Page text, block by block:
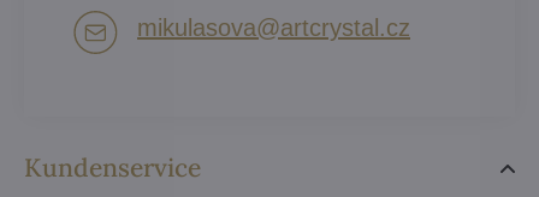
Kundenservice
mikulasova​@artcrystal​.cz